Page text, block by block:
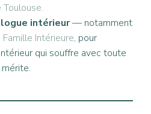
intérieur— notamment
Famille Intérieure, pour
qui souffre avec toute